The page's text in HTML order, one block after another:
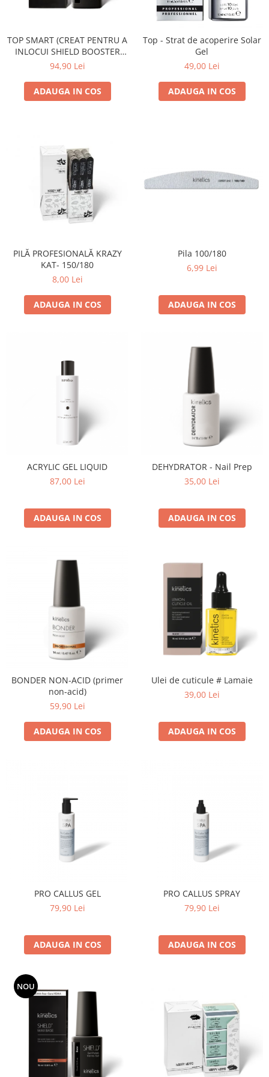
Clasic Gel Medium
Jelly Gel Medium
Jelly Gel Strong
Gel acrilic
Păr Drept
Puro Sole (protectie solara)
Styling
TOP SMART (CREAT PENTRU A
INLOCUI SHIELD BOOSTER
TACK FREE TOP COAT)
94,90 Lei
ADAUGA IN COS
Top - Strat de acoperire Solar
Gel
49,00 Lei
ADAUGA IN COS
PILĂ PROFESIONALĂ KRAZY
KAT- 150/180
8,00 Lei
ADAUGA IN COS
Pila 100/180
6,99 Lei
ADAUGA IN COS
ACRYLIC GEL LIQUID
87,00 Lei
ADAUGA IN COS
DEHYDRATOR - Nail Prep
35,00 Lei
ADAUGA IN COS
BONDER NON-ACID (primer
non-acid)
59,90 Lei
ADAUGA IN COS
Ulei de cuticule # Lamaie
39,00 Lei
ADAUGA IN COS
PRO CALLUS GEL
79,90 Lei
ADAUGA IN COS
PRO CALLUS SPRAY
79,90 Lei
ADAUGA IN COS
NOU